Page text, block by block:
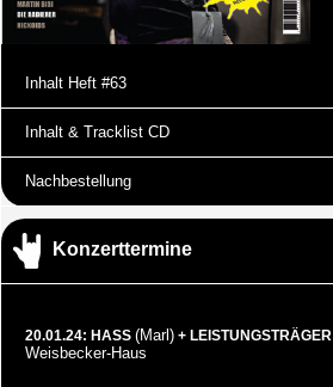
Inhalt Heft #63
Inhalt & Tracklist CD
Nachbestellung
Konzerttermine
20.01.24: HASS (Marl) + LEISTUNGSTRÄGER
Weisbecker-Haus